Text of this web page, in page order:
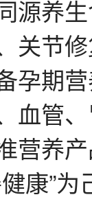
源养
关节
孕期
血管
营
康”